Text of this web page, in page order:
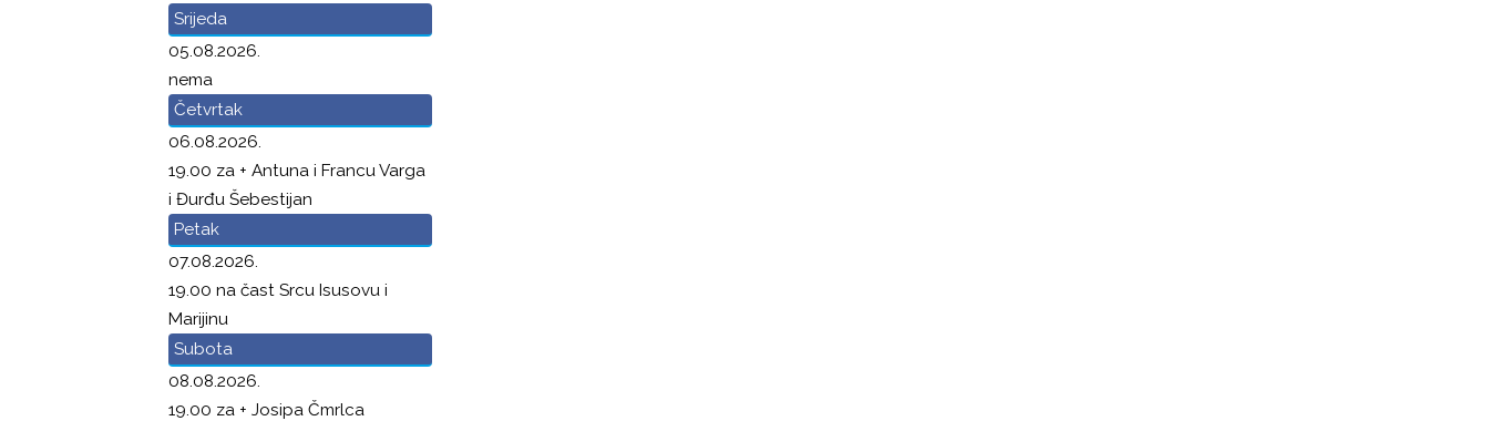
Srijeda
05.08.2026.
nema
Četvrtak
06.08.2026.
19.00 za + Antuna i Francu Varga
i Đurđu Šebestijan
Petak
07.08.2026.
19.00 na čast Srcu Isusovu i
Marijinu
Subota
08.08.2026.
19.00 za + Josipa Čmrlca